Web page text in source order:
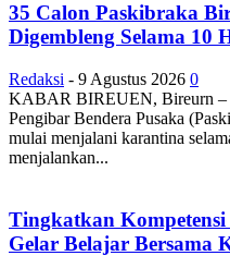
35 Calon Paskibraka
Digembleng Selama 10
Redaksi - 9 Agustus 2026 0
KABAR BIREUEN, Bireurn –
Pengibar Bendera Pusaka
mulai menjalani karantina
menjalankan...
Tingkatkan Kompetensi
Gelar Belajar Bersama